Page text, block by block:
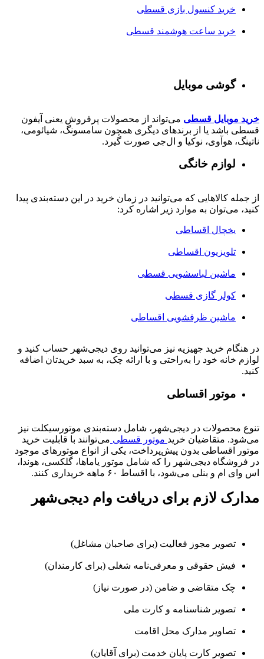
خرید کنسول بازی قسطی
خرید ساعت هوشمند قسطی
گوشی موبایل
خرید موبایل قسطی می‌تواند از محصولات پرفروش یعنی آیفون
قسطی باشد یا از برندهای دیگری همچون سامسونگ، شیائومی،
ناتینگ، هوآوی، نوکیا و ال‌جی صورت گیرد.
لوازم خانگی
از جمله کالاهایی که می‌توانید در زمان خرید در این دسته‌بندی پیدا
کنید، می‌توان به موارد زیر اشاره کرد:
یخچال اقساطی
تلویزیون اقساطی
ماشین لباسشویی قسطی
کولر گازی قسطی
ماشین ظرفشویی اقساطی
در هنگام خرید جهیزیه نیز می‌توانید روی دیجی‌شهر حساب کنید و
لوازم خانه خود را به‌راحتی و با ارائه چک، به سبد خریدتان اضافه
کنید.
موتور اقساطی
تنوع محصولات در دیجی‌شهر، شامل دسته‌بندی موتورسیکلت نیز
می‌شود. متقاضیان خرید موتور قسطی می‌توانند با قابلیت خرید
موتور اقساطی بدون پیش‌پرداخت، یکی از انواع موتورهای موجود
در فروشگاه دیجی‌شهر را که شامل موتور یاماها، گلکسی، هوندا،
اس وای ام و بنلی می‌شود، با اقساط ۶۰ ماهه خریداری کنند.
مدارک لازم برای دریافت وام دیجی‌شهر
تصویر مجوز فعالیت (برای صاحبان مشاغل)
فیش حقوقی و معرفی‌نامه شغلی (برای کارمندان)
چک متقاضی و ضامن (در صورت نیاز)
تصویر شناسنامه و کارت ملی
تصاویر مدارک محل اقامت
تصویر کارت پایان خدمت (برای آقایان)